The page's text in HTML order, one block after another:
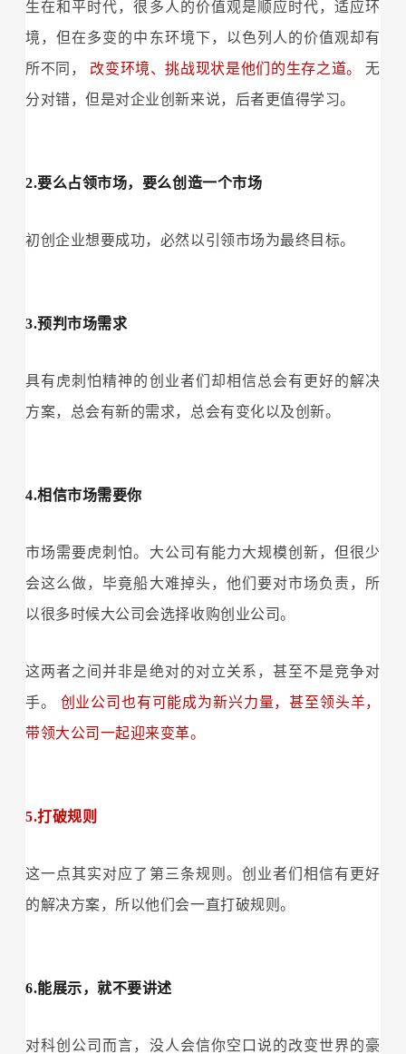
生在和平时代，很多人的价值观是顺应时代，适应环
境，但在多变的中东环境下，以色列人的价值观却有
所不同， 改变环境、挑战现状是他们的生存之道。无
分对错，但是对企业创新来说，后者更值得学习。
2.要么占领市场，要么创造一个市场
初创企业想要成功，必然以引领市场为最终目标。
3.预判市场需求
具有虎刺怕精神的创业者们却相信总会有更好的解决
方案，总会有新的需求，总会有变化以及创新。
4.相信市场需要你
市场需要虎刺怕。大公司有能力大规模创新，但很少
会这么做，毕竟船大难掉头，他们要对市场负责，所
以很多时候大公司会选择收购创业公司。
这两者之间并非是绝对的对立关系，甚至不是竞争对
手。 创业公司也有可能成为新兴力量，甚至领头羊，
带领大公司一起迎来变革。
5.打破规则
这一点其实对应了第三条规则。创业者们相信有更好
的解决方案，所以他们会一直打破规则。
6.能展示，就不要讲述
对科创公司而言，没人会信你空口说的改变世界的豪